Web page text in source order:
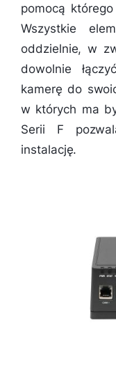
pomocą
Wszystkie
oddzielnie, w
dowolnie
kamerę do
w których ma
Serii F
instalację.